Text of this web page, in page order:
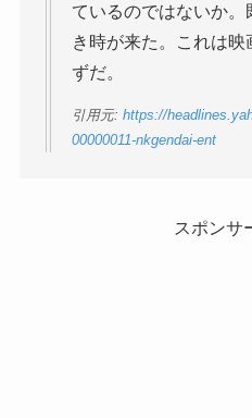
ているのではないか
き時が来た。これは
ずだ。
引用元: https://
00000011-nkgendai-ent
スポンサ